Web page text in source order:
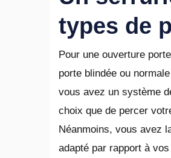
types de
Pour une ouverture
porte blindée ou
vous avez un système
choix que de percer
Néanmoins, vous avez
adapté par rapport à